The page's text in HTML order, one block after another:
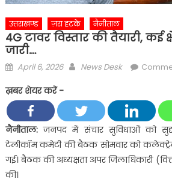
उत्तराखण्ड ज़रा हटके नैनीताल
4G टावर विस्तार की तैयारी, कई
जारी….
Posted
April 6, 2026 Author
News Desk
ख़बर शेयर करें -
नैनीताल:जनपद में संचार सुविधाओं को
टेलीकॉम कमेटी की बैठक सोमवार को
गई। बैठक की अध्यक्षता अपर जिलाधिकारी
की।